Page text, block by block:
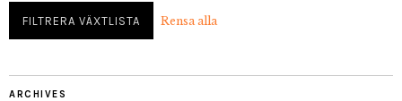
Rensa alla
ARCHIVES